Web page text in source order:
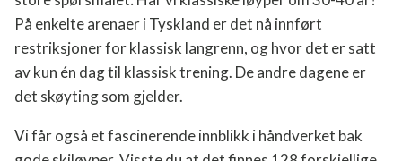
det store spørsmålet: Har vi klassiske løyper om 30-
40 år? På enkelte arenaer i Tyskland er det nå innført
restriksjoner for klassisk langrenn, og hvor det er
satt av kun én dag til klassisk trening. De andre
dagene er det skøyting som gjelder.
Vi får også et fascinerende innblikk i håndverket bak